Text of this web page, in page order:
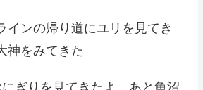
インの帰り道にユリを見てき
神をみてきた